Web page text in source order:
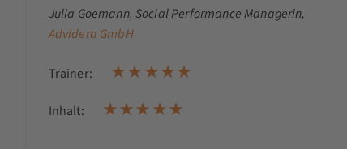
Julia Goemann, Social Performance Managerin,
Advidera GmbH
Trainer:
Inhalt: